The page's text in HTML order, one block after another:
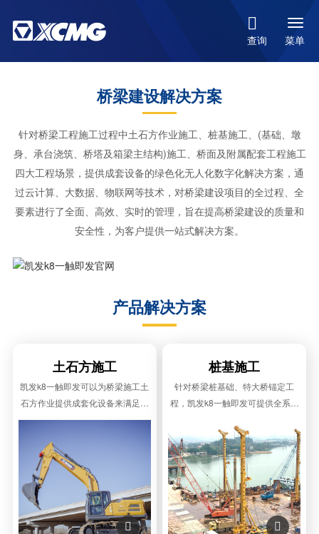

查询 菜单
桥梁建设解决方案
针对桥梁工程施工过程中土石方作业施工、桩基施工、(基础、墩
身、承台浇筑、桥塔及箱梁主结构)施工、桥面及附属配套工程施工
四大工程场景，提供成套设备的绿色化无人化数字化解决方案，通
过云计算、大数据、物联网等技术，对桥梁建设项目的全过程、全
要素进行了全面、高效、实时的管理，旨在提高桥梁建设的质量和
安全性，为客户提供一站式解决方案。
产品解决方案
土石方施工
凯发k8一触即发可以为桥梁施工土
石方作业提供成套化设备来满足施
工的全部需求。

桩基施工
针对桥梁桩基础、特大桥锚定工
程，凯发k8一触即发可提供全系列
